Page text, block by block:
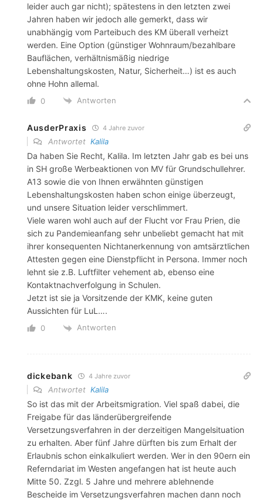
leider auch gar nicht); spätestens in den letzten zwei
Jahren haben wir jedoch alle gemerkt, dass wir
unabhängig vom Parteibuch des KM überall verheizt
werden. Eine Option (günstiger Wohnraum/bezahlbare
Bauflächen, verhältnismäßig niedrige
Lebenshaltungskosten, Natur, Sicherheit…) ist es auch
ohne Hohn allemal.
0 Antworten
AusderPraxis 4 Jahre zuvor
Antwortet Kalila
Da haben Sie Recht, Kalila. Im letzten Jahr gab es bei uns
in SH große Werbeaktionen von MV für Grundschullehrer.
A13 sowie die von Ihnen erwähnten günstigen
Lebenshaltungskosten haben schon einige überzeugt,
und unsere Situation leider verschlimmert.
Viele waren wohl auch auf der Flucht vor Frau Prien, die
sich zu Pandemieanfang sehr unbeliebt gemacht hat mit
ihrer konsequenten Nichtanerkennung von amtsärztlichen
Attesten gegen eine Dienstpflicht in Persona. Immer noch
lehnt sie z.B. Luftfilter vehement ab, ebenso eine
Kontaktnachverfolgung in Schulen.
Jetzt ist sie ja Vorsitzende der KMK, keine guten
Aussichten für LuL….
0 Antworten
dickebank 4 Jahre zuvor
Antwortet Kalila
So ist das mit der Arbeitsmigration. Viel spaß dabei, die
Freigabe für das länderübergreifende
Versetzungsverfahren in der derzeitigen Mangelsituation
zu erhalten. Aber fünf Jahre dürften bis zum Erhalt der
Erlaubnis schon einkalkuliert werden. Wer in den 90ern ein
Referndariat im Westen angefangen hat ist heute auch
Mitte 50. Zzgl. 5 Jahre und mehrere ablehnende
Bescheide im Versetzungsverfahren machen dann noch